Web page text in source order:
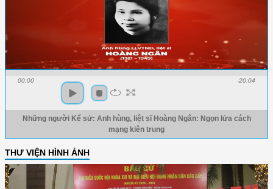
00:00 -20:04
Những người Kể sử: Anh hùng, liệt sĩ Hoàng Ngân: Ngọn lửa cách
mạng kiên trung
THƯ VIỆN HÌNH ẢNH